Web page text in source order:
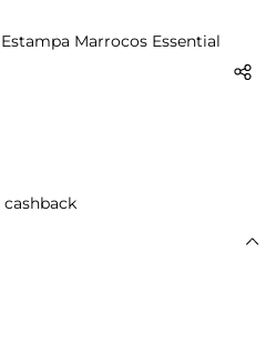
Marrocos Essential
cashback